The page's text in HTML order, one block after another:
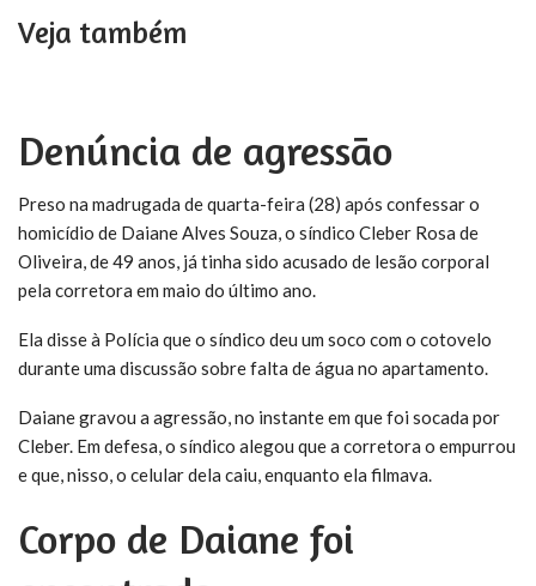
Veja também
Denúncia de agressão
Preso na madrugada de quarta-feira (28) após confessar o
homicídio de Daiane Alves Souza, o síndico Cleber Rosa de
Oliveira, de 49 anos, já tinha sido acusado de lesão corporal
pela corretora em maio do último ano.
Ela disse à Polícia que o síndico deu um soco com o cotovelo
durante uma discussão sobre falta de água no apartamento.
Daiane gravou a agressão, no instante em que foi socada por
Cleber. Em defesa, o síndico alegou que a corretora o empurrou
e que, nisso, o celular dela caiu, enquanto ela filmava.
Corpo de Daiane foi